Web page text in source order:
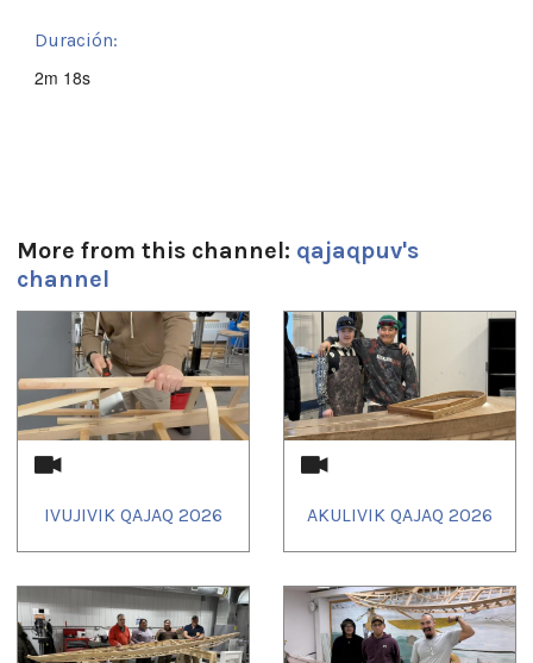
Duración:
2m 18s
More from this channel: qajaqpuv's
channel
IVUJIVIK QAJAQ 2026 AKULIVIK QAJAQ 2026
4